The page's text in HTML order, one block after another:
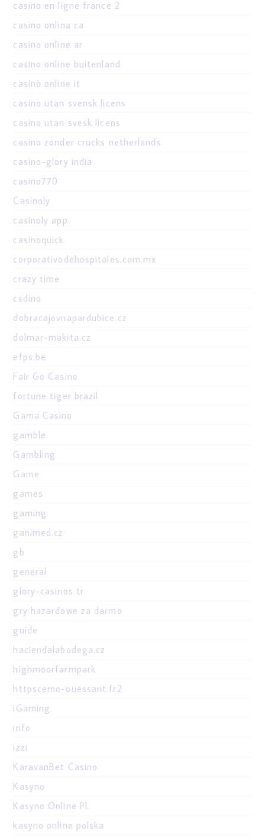
casino en ligne france 2
casino onlina ca
casino online ar
casino online buitenland
casinò online it
casino utan svensk licens
casino utan svesk licens
casino zonder crucks netherlands
casino-glory india
casino770
Casinoly
casinoly app
casinoquick
corporativodehospitales.com.mx
crazy time
csdino
dobracajovnapardubice.cz
dolmar-makita.cz
efps.be
Fair Go Casino
fortune tiger brazil
Gama Casino
gamble
Gambling
Game
games
gaming
ganimed.cz
gb
general
glory-casinos tr
gry hazardowe za darmo
guide
haciendalabodega.cz
highmoorfarmpark
httpscemo-ouessant.fr2
iGaming
info
izzi
KaravanBet Casino
Kasyno
Kasyno Online PL
kasyno online polska